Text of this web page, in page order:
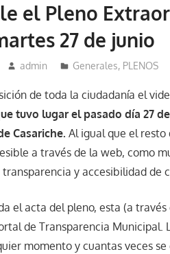
el Pleno
27 de junio
admin Generales, PLENOS
de toda la ciudadanía el
tuvo lugar el pasado día 27
Casariche.Al igual que el resto
a través de la web, como
y accesibilidad de
el acta del pleno, esta (a
de Transparencia Municipal.
momento y cuantas veces